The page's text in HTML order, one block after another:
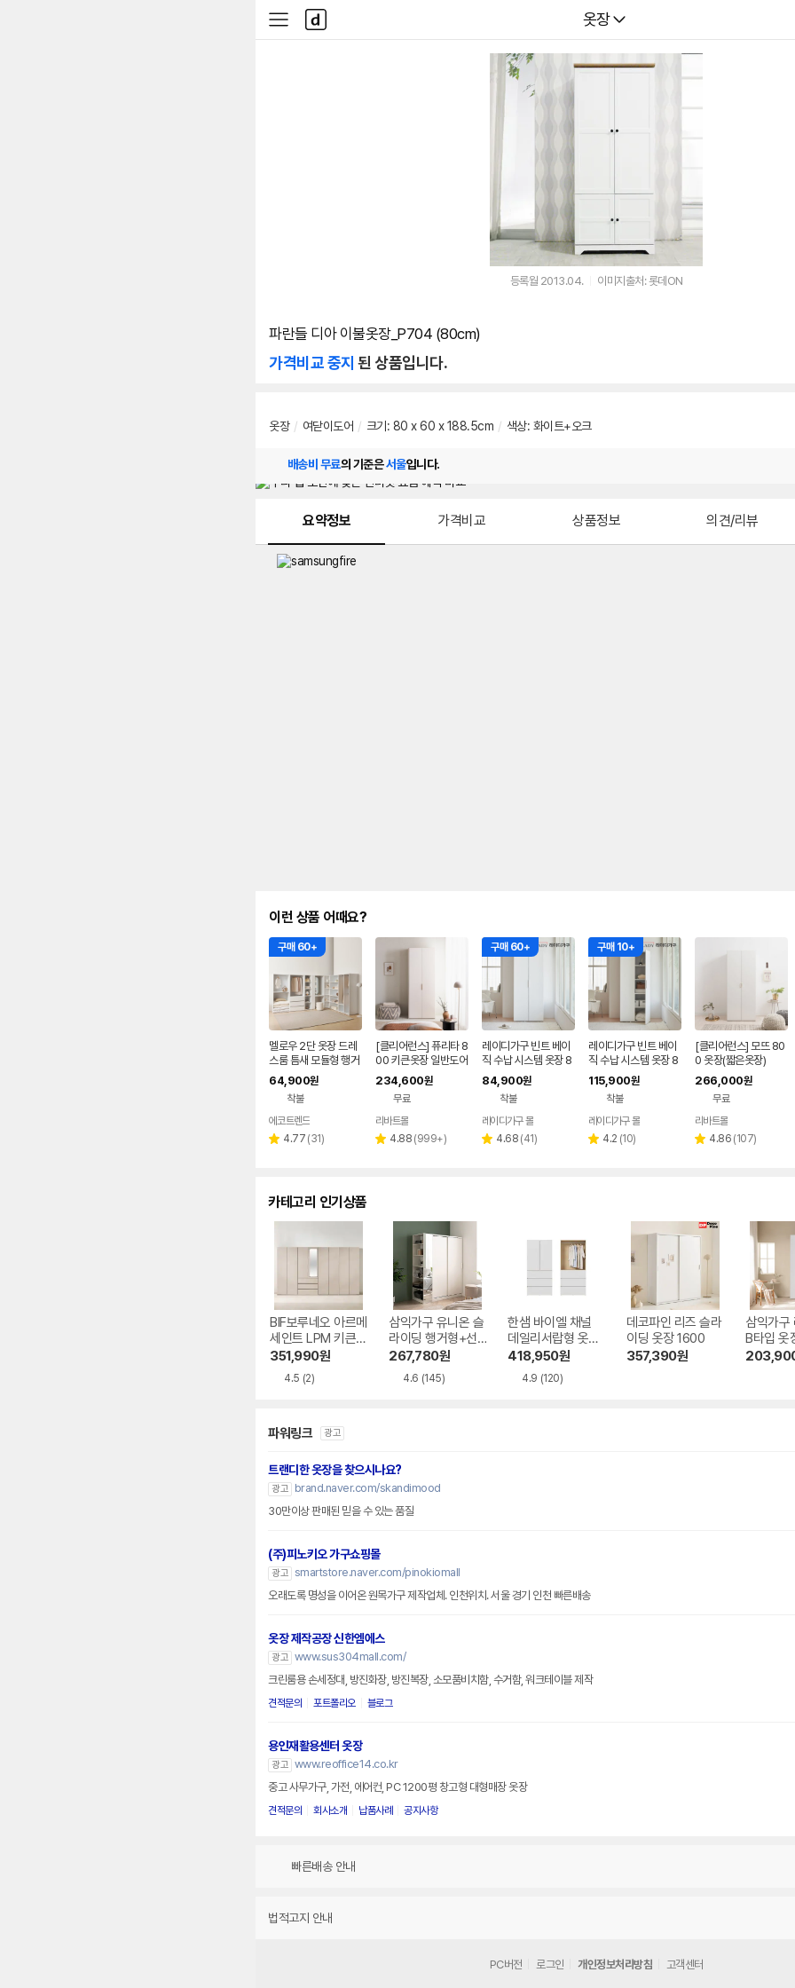
다나와
옷장
사
이
다
나
와
등록월 2013.04. 이미지출처: 롯데ON
파란들 디아 이불옷장_P704 (80cm)
가격비교 중지 된 상품입니다.
옷장 / 여닫이도어 / 크기: 80 x 60 x 188.5cm / 색상: 화이트+오크
배송비 무료의 기준은서울입니다.
요약정보 가격비교 상품정보 의견/리뷰
이런 상품 어때요?
구매 60+
멜로우 2단 옷장 드레
스룸 틈새 모듈형 행거
형 시스템 아파트 원룸
오픈형 800
64,900원
착불
에코트렌드
별 4.77 리
(31)
[클리어런스] 퓨리타 8
00 키큰옷장 일반도어
화이트
234,600원
무료
리바트몰
별 4.88 리
(999+)
구매 60+
레이디가구 빈트 베이
직 수납 시스템 옷장 8
00 긴옷장
84,900원
착불
레이디가구 몰
별 4.68 리
(41)
구매 10+
레이디가구 빈트 베이
직 수납 시스템 옷장 8
00 5단 선반장
115,900원
착불
레이디가구 몰
별 4.2 리
(10)
[클리어런스] 모뜨 80
0 옷장(짧은옷장)
266,000원
무료
리바트몰
별 4.86 리
(107)
카테고리 인기상품
BIF보루네오 아르메
세인트 LPM 키큰장
터치 옷장세트 320
351,990원
4.5 (2)
삼익가구 유니온 슬
라이딩 행거형+선
반형 A세트 옷장 15
267,780원
4.6 (145)
한샘 바이엘 채널
데일리서랍형 옷장
1000
418,950원
4.9 (120)
데코파인 리즈 슬라
이딩 옷장 1600
357,390원
삼익가구
B타입 옷
파워링크 광고
트랜디한 옷장을 찾으시나요?
광고
brand.naver.com/skandimood
30만이상 판매된 믿을 수 있는 품질
(주)피노키오 가구쇼핑몰
광고 smartstore.naver.com/pinokiomall
오래도록 명성을 이어온 원목가구 제작업체. 인천위치. 서울 경기 인천 빠른배송
옷장 제작공장 신한엠에스
광고 www.sus304mall.com/
크린룸용 손세정대, 방진화장, 방진복장, 소모품비치함, 수거함, 워크테이블 제작
견적문의 포트폴리오 블로그
용인재활용센터 옷장
광고 www.reoffice14.co.kr
중고 사무가구, 가전, 에어컨, PC 1200평 창고형 대형매장 옷장
견적문의 회사소개 납품사례 공지사항
빠른배송 안내
법적고지 안내
PC버전 로그인 개인정보처리방침 고객센터